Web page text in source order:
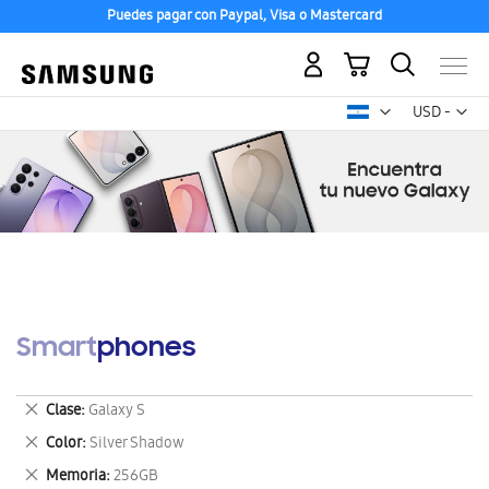
Puedes pagar con Paypal, Visa o Mastercard
USD -
dólar
Mi carrito
Smartphones
Clase Galaxy S
Eliminar
este
artículo
Color Silver Shadow
Eliminar
este
Memoria 256GB
Eliminar